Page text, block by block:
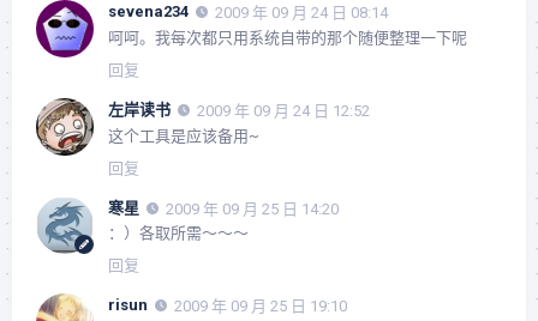
sevena234
2009 年 09 月 24 日 08:14
呵呵。我每次都只用系统自带的那个随便整理一下呢
回复
左岸读书
2009 年 09 月 24 日 12:52
这个工具是应该备用~
回复
寒星
2009 年 09 月 25 日 14:20
：）各取所需～～～
回复
risun
2009 年 09 月 25 日 19:10